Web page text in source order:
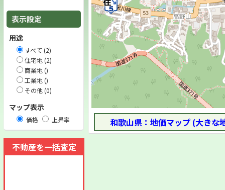
表示設定
用途
すべて (2)
住宅地 (2)
商業地 ()
工業地 ()
その他 (0)
マップ表示
価格 上昇率
不動産を一括査定
和歌山県：地価マップ (大きな